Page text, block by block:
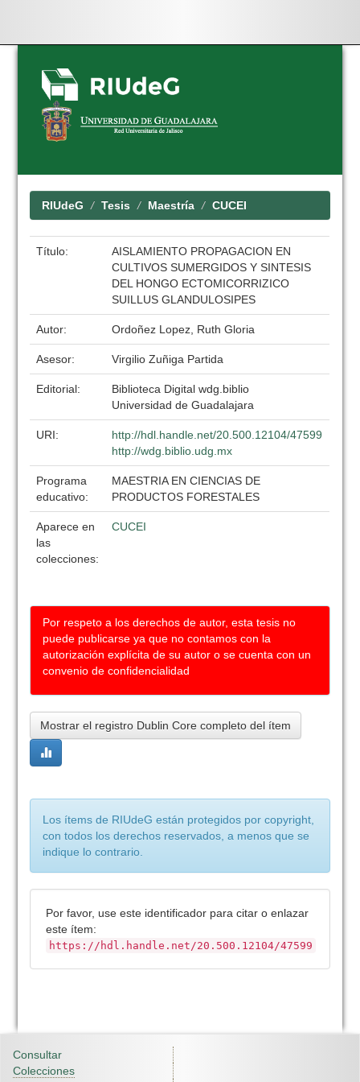
Skip
navigation
RIUdeG Tesis Maestría CUCEI
Título:
AISLAMIENTO PROPAGACION EN
CULTIVOS SUMERGIDOS Y SINTESIS
DEL HONGO ECTOMICORRIZICO
SUILLUS GLANDULOSIPES
Autor: Ordoñez Lopez, Ruth Gloria
Asesor: Virgilio Zuñiga Partida
Editorial:
Biblioteca Digital wdg.biblio
Universidad de Guadalajara
URI:
http://hdl.handle.net/20.500.12104/47599
http://wdg.biblio.udg.mx
Programa
educativo:
MAESTRIA EN CIENCIAS DE
PRODUCTOS FORESTALES
Aparece en
las
colecciones:
CUCEI
Por respeto a los derechos de autor, esta tesis no
puede publicarse ya que no contamos con la
autorización explícita de su autor o se cuenta con un
convenio de confidencialidad
Mostrar el registro Dublin Core completo del ítem
Los ítems de RIUdeG están protegidos por copyright,
con todos los derechos reservados, a menos que se
indique lo contrario.
Por favor, use este identificador para citar o enlazar
este ítem:
https://hdl.handle.net/20.500.12104/47599
Consultar
Colecciones